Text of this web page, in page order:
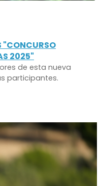
"CONCURSO
2025"
de esta nueva
participantes.